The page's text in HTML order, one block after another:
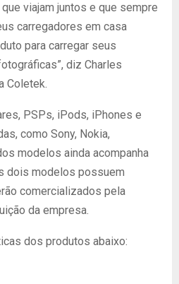
viajam juntos e que sempre
carregadores em casa
para carregar seus
diz Charles
Coletek.
PSPs, iPods, iPhones e
como Sony, Nokia,
modelos ainda acompanha
dois modelos possuem
comercializados pela
da empresa.
dos produtos abaixo: